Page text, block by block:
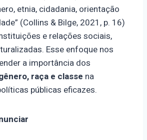
etnia, cidadania, orientação
(Collins & Bilge, 2021, p. 16)
e relações sociais,
Esse enfoque nos
a importância dos
raça e classe na
públicas eficazes.